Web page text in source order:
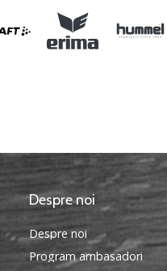
Despre noi
Despre noi
Program ambasadori